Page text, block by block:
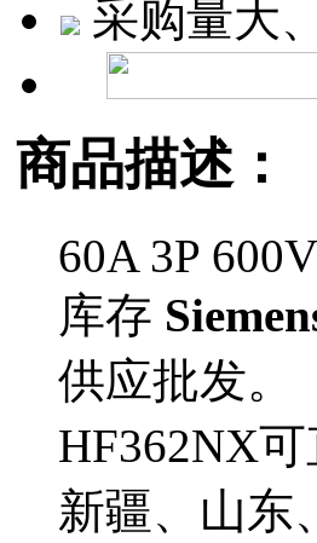
采购量大、
商品描述：
60A 3P
库存
供应批发。
HF362NX
新疆、山东